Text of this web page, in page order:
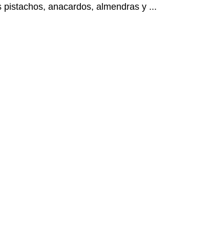
pistachos, anacardos, almendras y ...